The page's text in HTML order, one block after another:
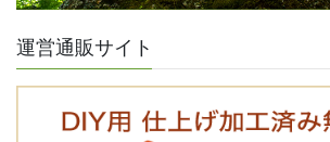
運営通販サイト